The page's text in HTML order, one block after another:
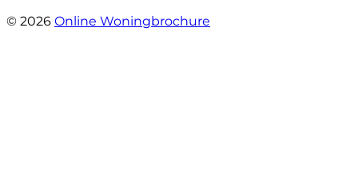
© 2026 Online Woningbrochure